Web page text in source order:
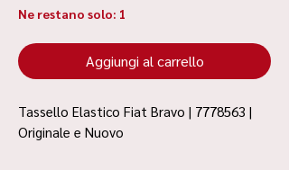
Ne restano solo: 1
Aggiungi al carrello
Tassello Elastico Fiat Bravo | 7778563 |
Originale e Nuovo